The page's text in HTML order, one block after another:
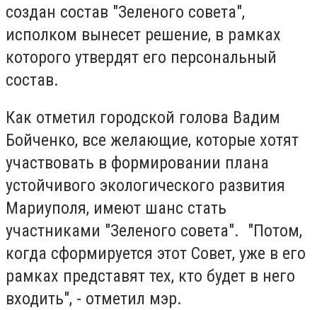
создан состав "Зеленого совета",
исполком вынесет решение, в рамках
которого утвердят его персональный
состав.
Как отметил городской голова Вадим
Бойченко, все желающие, которые хотят
участвовать в формировании плана
устойчивого экологического развития
Мариуполя, имеют шанс стать
участниками "Зеленого совета". "Потом,
когда сформируется этот Совет, уже в его
рамках представят тех, кто будет в него
входить", - отметил мэр.